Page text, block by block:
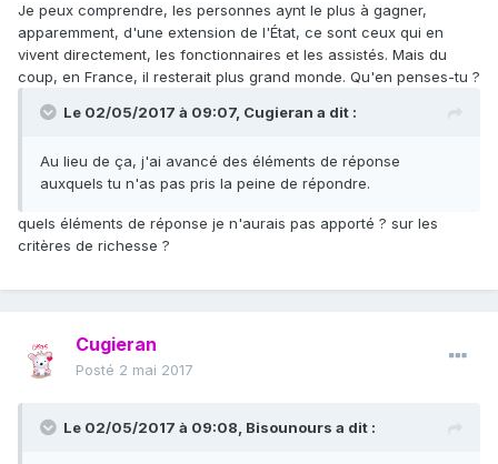
Je peux comprendre, les personnes aynt le plus à gagner,
apparemment, d'une extension de l'État, ce sont ceux qui en
vivent directement, les fonctionnaires et les assistés. Mais du
coup, en France, il resterait plus grand monde. Qu'en penses-tu ?
Le 02/05/2017 à 09:07, Cugieran a dit :
Au lieu de ça, j'ai avancé des éléments de réponse
auxquels tu n'as pas pris la peine de répondre.
quels éléments de réponse je n'aurais pas apporté ? sur les
critères de richesse ?
Cugieran
Posté 2 mai 2017
Le 02/05/2017 à 09:08, Bisounours a dit :